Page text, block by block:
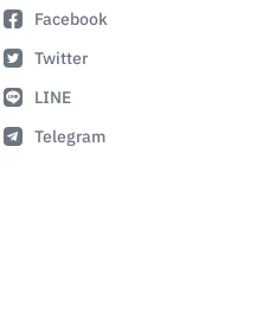
Facebook
Twitter
LINE
Telegram